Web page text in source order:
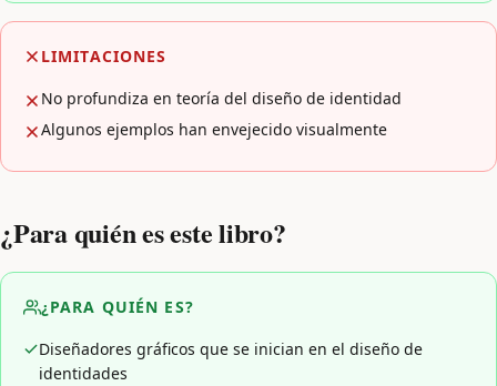
LIMITACIONES
No profundiza en teoría del diseño de identidad
Algunos ejemplos han envejecido visualmente
¿Para quién es este libro?
¿PARA QUIÉN ES?
Diseñadores gráficos que se inician en el diseño de
identidades